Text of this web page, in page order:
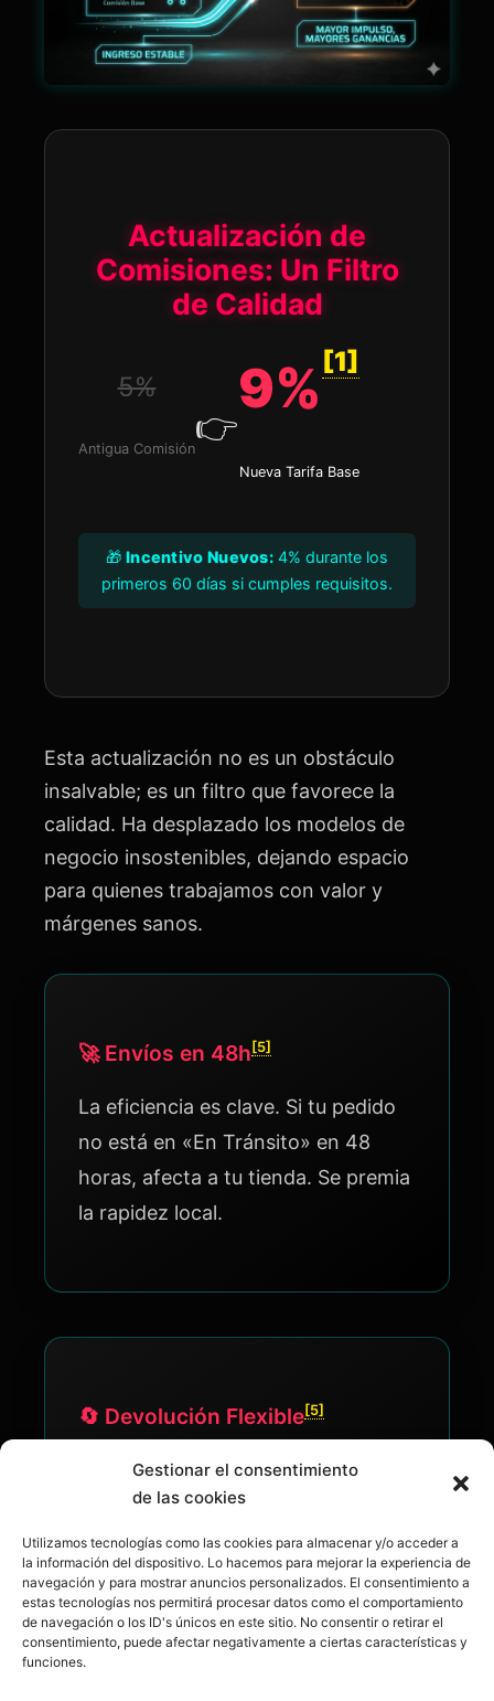
Gestionar el consentimiento
de las cookies
Utilizamos tecnologías como las cookies para almacenar y/o acceder a
la información del dispositivo. Lo hacemos para mejorar la experiencia de
navegación y para mostrar anuncios personalizados. El consentimiento a
estas tecnologías nos permitirá procesar datos como el comportamiento
de navegación o los ID's únicos en este sitio. No consentir o retirar el
consentimiento, puede afectar negativamente a ciertas características y
funciones.
Actualización de
Comisiones: Un Filtro
de Calidad
5%
Antigua Comisión
👉
9% [1]
Nueva Tarifa Base
🎁 Incentivo Nuevos: 4% durante los
primeros 60 días si cumples requisitos.
Esta actualización no es un obstáculo
insalvable; es un filtro que favorece la
calidad. Ha desplazado los modelos de
negocio insostenibles, dejando espacio
para quienes trabajamos con valor y
márgenes sanos.
🚀 Envíos en 48h [5]
La eficiencia es clave. Si tu pedido
no está en «En Tránsito» en 48
horas, afecta a tu tienda. Se premia
la rapidez local.
🔄 Devolución Flexible [5]
El cliente ahora tiene más
facilidades para devolver si cambia
de opinión. Esto nos exige
seleccionar productos de excelente
calidad.